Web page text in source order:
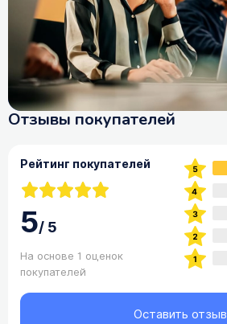
Отзывы покупателей
Рейтинг покупателей
5/5
На основе 1 оценок
покупателей
Оставить отзыв